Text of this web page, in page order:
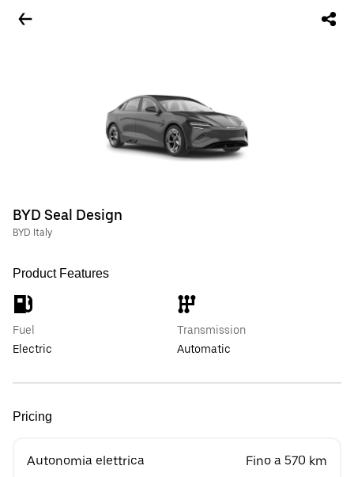
BYD Seal Design
BYD Italy
Product Features
Fuel
Electric
Transmission
Automatic
Pricing
Autonomia elettrica Fino a 570 km